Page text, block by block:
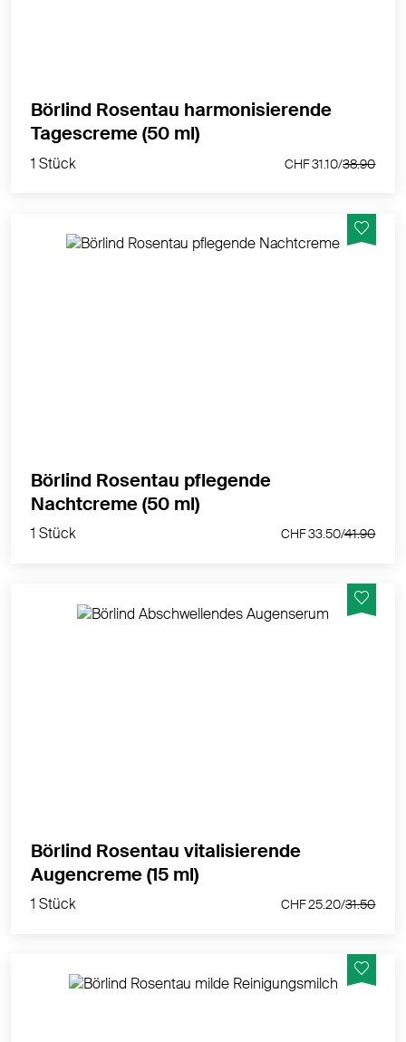
1 Stück
Börlind Rosentau harmonisierende
Tagescreme (50 ml)
1 Stück CHF 31.10/38.90
1 Stück
Börlind Rosentau pflegende
Nachtcreme (50 ml)
1 Stück CHF 33.50/41.90
1 Stück
Börlind Rosentau vitalisierende
Augencreme (15 ml)
1 Stück CHF 25.20/31.50